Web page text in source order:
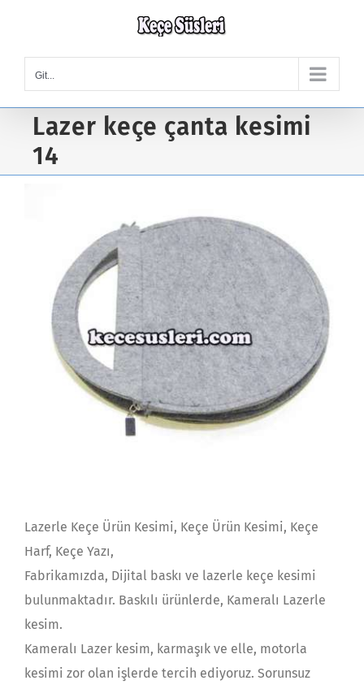
content
Git...
Lazer keçe çanta kesimi
14
Lazerle Keçe Ürün Kesimi, Keçe Ürün Kesimi, Keçe
Harf, Keçe Yazı,
Fabrikamızda, Dijital baskı ve lazerle keçe kesimi
bulunmaktadır. Baskılı ürünlerde, Kameralı Lazerle
kesim.
Kameralı Lazer kesim, karmaşık ve elle, motorla
kesimi zor olan işlerde tercih ediyoruz. Sorunsuz